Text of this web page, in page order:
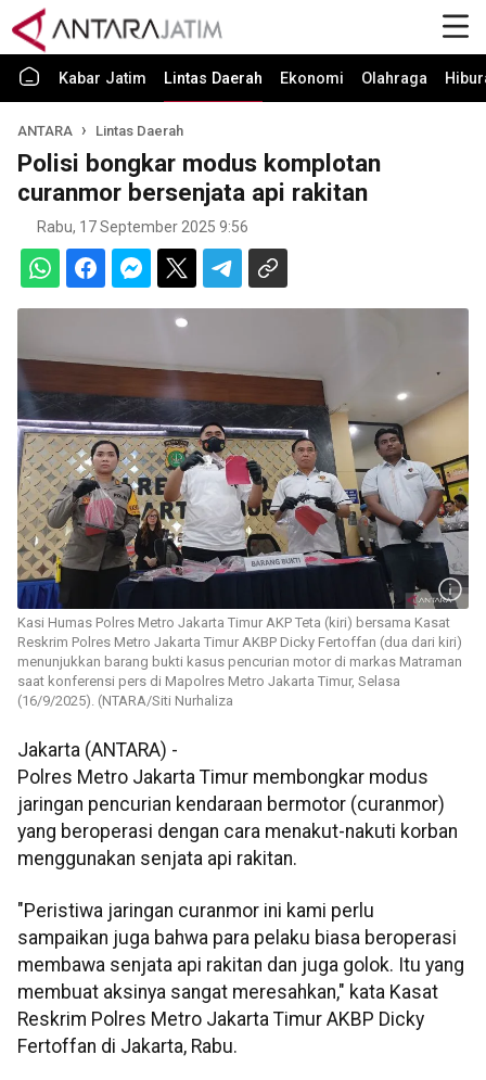
Kabar Jatim Lintas Daerah Ekonomi Olahraga
ANTARA Lintas Daerah
Polisi bongkar modus komplotan
curanmor bersenjata api rakitan
Rabu, 17 September 2025 9:56
Kasi Humas Polres Metro Jakarta Timur AKP Teta (kiri) bersama Kasat
Reskrim Polres Metro Jakarta Timur AKBP Dicky Fertoffan (dua dari kiri)
menunjukkan barang bukti kasus pencurian motor di markas Matraman
saat konferensi pers di Mapolres Metro Jakarta Timur, Selasa
(16/9/2025). (NTARA/Siti Nurhaliza
Jakarta (ANTARA) -
Polres Metro Jakarta Timur membongkar modus
jaringan pencurian kendaraan bermotor (curanmor)
yang beroperasi dengan cara menakut-nakuti korban
menggunakan senjata api rakitan.
"Peristiwa jaringan curanmor ini kami perlu
sampaikan juga bahwa para pelaku biasa beroperasi
membawa senjata api rakitan dan juga golok. Itu yang
membuat aksinya sangat meresahkan," kata Kasat
Reskrim Polres Metro Jakarta Timur AKBP Dicky
Fertoffan di Jakarta, Rabu.